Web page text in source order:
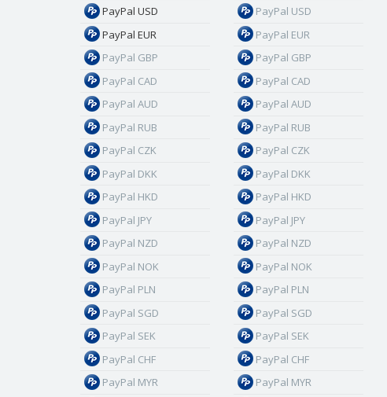
PayPal USD
PayPal EUR
PayPal GBP
PayPal CAD
PayPal AUD
PayPal RUB
PayPal CZK
PayPal DKK
PayPal HKD
PayPal JPY
PayPal NZD
PayPal NOK
PayPal PLN
PayPal SGD
PayPal SEK
PayPal CHF
PayPal MYR
PayPal USD
PayPal EUR
PayPal GBP
PayPal CAD
PayPal AUD
PayPal RUB
PayPal CZK
PayPal DKK
PayPal HKD
PayPal JPY
PayPal NZD
PayPal NOK
PayPal PLN
PayPal SGD
PayPal SEK
PayPal CHF
PayPal MYR